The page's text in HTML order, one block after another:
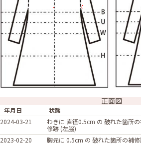
正面図
年月日 状態
2024-03-21
わきに 直径0.5cm の 破れた箇所
修跡 (左脇)
2023-02-20 胸元に 0.5cm の 破れた箇所の補